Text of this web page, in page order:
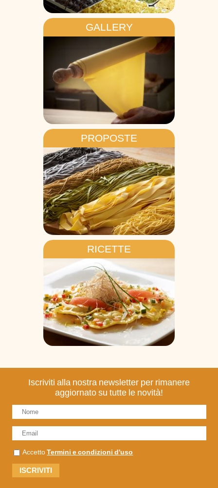
GALLERY
PROPOSTE
RICETTE
Iscriviti alla nostra newsletter per rimanere
aggiornato su tutte le novità!
AccettoTermini e condizioni d'uso